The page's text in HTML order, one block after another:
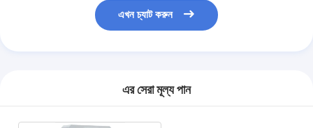
এখন চ্যাট করুন
এর সেরা মূল্য পান